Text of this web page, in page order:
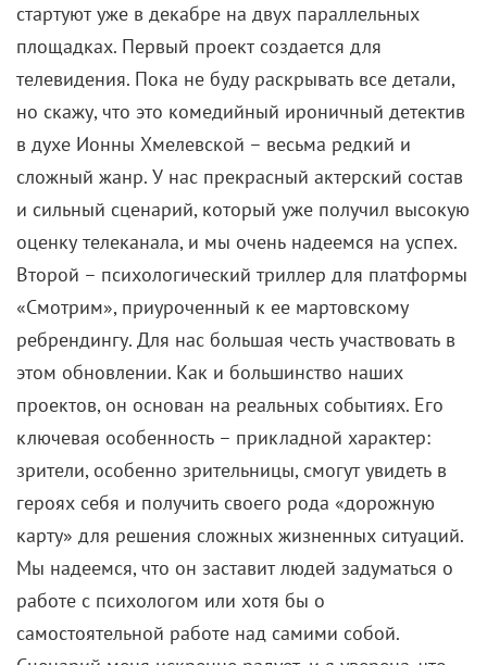
стартуют уже в декабре на двух параллельных
площадках. Первый проект создается для
телевидения. Пока не буду раскрывать все детали,
но скажу, что это комедийный ироничный детектив
в духе Ионны Хмелевской – весьма редкий и
сложный жанр. У нас прекрасный актерский состав
и сильный сценарий, который уже получил высокую
оценку телеканала, и мы очень надеемся на успех.
Второй – психологический триллер для платформы
«Смотрим», приуроченный к ее мартовскому
ребрендингу. Для нас большая честь участвовать в
этом обновлении. Как и большинство наших
проектов, он основан на реальных событиях. Его
ключевая особенность – прикладной характер:
зрители, особенно зрительницы, смогут увидеть в
героях себя и получить своего рода «дорожную
карту» для решения сложных жизненных ситуаций.
Мы надеемся, что он заставит людей задуматься о
работе с психологом или хотя бы о
самостоятельной работе над самими собой.